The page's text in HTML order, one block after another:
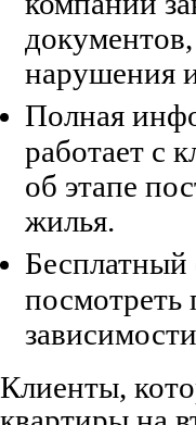
нарушения
Полная
работает с
об этапе
жилья.
Бесплатный
посмотреть
Клиенты,